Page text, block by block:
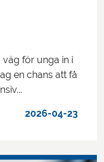
för unga in i
en chans att få
2026-04-23